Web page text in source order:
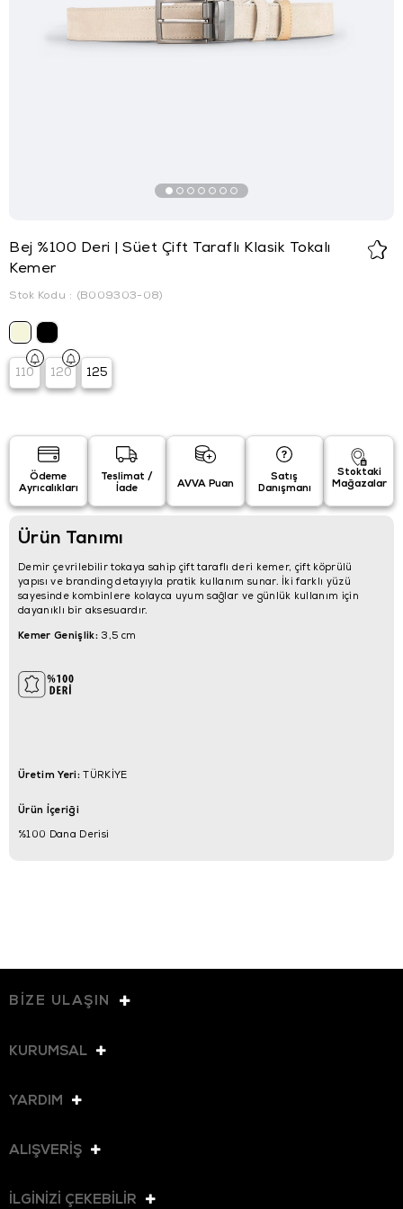
Bej %100 Deri | Süet Çift Taraflı Klasik Tokalı
Kemer
Stok Kodu (B009303-08)
110 120 125
Ödeme
Ayrıcalıkları
Teslimat /
İade
AVVA Puan
Satış
Danışmanı
Stoktaki
Mağazalar
Ürün Tanımı
Demir çevrilebilir tokaya sahip çift taraflı deri kemer, çift köprülü
yapısı ve branding detayıyla pratik kullanım sunar. İki farklı yüzü
sayesinde kombinlere kolayca uyum sağlar ve günlük kullanım için
dayanıklı bir aksesuardır.
Kemer Genişlik:3,5 cm
Üretim Yeri:TÜRKİYE
Ürün İçeriği
%100 Dana Derisi
BİZE ULAŞIN
KURUMSAL
YARDIM
ALIŞVERİŞ
İLGİNİZİ ÇEKEBİLİR